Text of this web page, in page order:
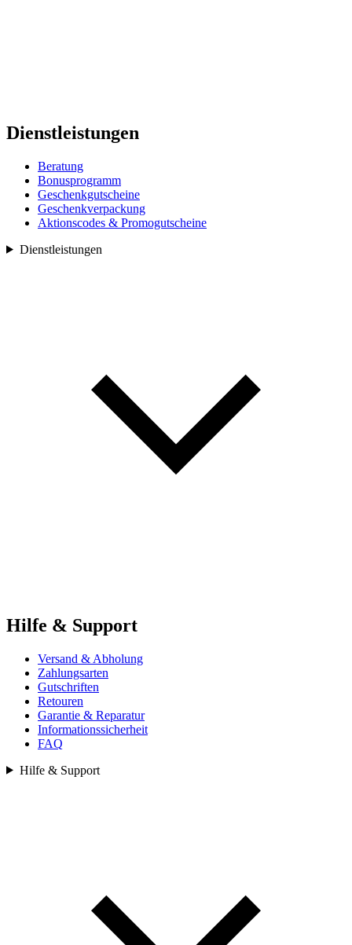
Dienstleistungen
Beratung
Bonusprogramm
Geschenkgutscheine
Geschenkverpackung
Aktionscodes & Promogutscheine
Dienstleistungen
Hilfe & Support
Versand & Abholung
Zahlungsarten
Gutschriften
Retouren
Garantie & Reparatur
Informationssicherheit
FAQ
Hilfe & Support